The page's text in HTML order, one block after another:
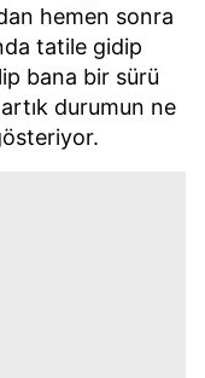
hemen sonra
tatile gidip
bana bir sürü
durumun ne